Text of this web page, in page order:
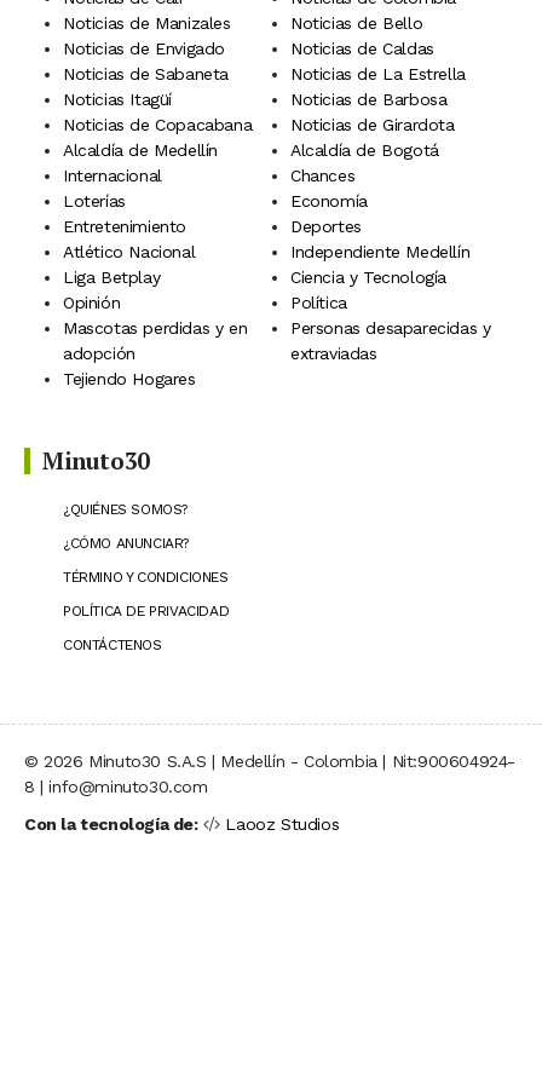
Noticias de Manizales
Noticias de Bello
Noticias de Envigado
Noticias de Caldas
Noticias de Sabaneta
Noticias de La Estrella
Noticias Itagüí
Noticias de Barbosa
Noticias de Copacabana
Noticias de Girardota
Alcaldía de Medellín
Alcaldía de Bogotá
Internacional
Chances
Loterías
Economía
Entretenimiento
Deportes
Atlético Nacional
Independiente Medellín
Liga Betplay
Ciencia y Tecnología
Opinión
Política
Mascotas perdidas y en
adopción
Personas desaparecidas y
extraviadas
Tejiendo Hogares
Minuto30
¿QUIÉNES SOMOS?
¿CÓMO ANUNCIAR?
TÉRMINO Y CONDICIONES
POLÍTICA DE PRIVACIDAD
CONTÁCTENOS
© 2026 Minuto30 S.A.S | Medellín - Colombia | Nit:900604924-
8 | info@minuto30.com
Con la tecnología de:
Laooz Studios